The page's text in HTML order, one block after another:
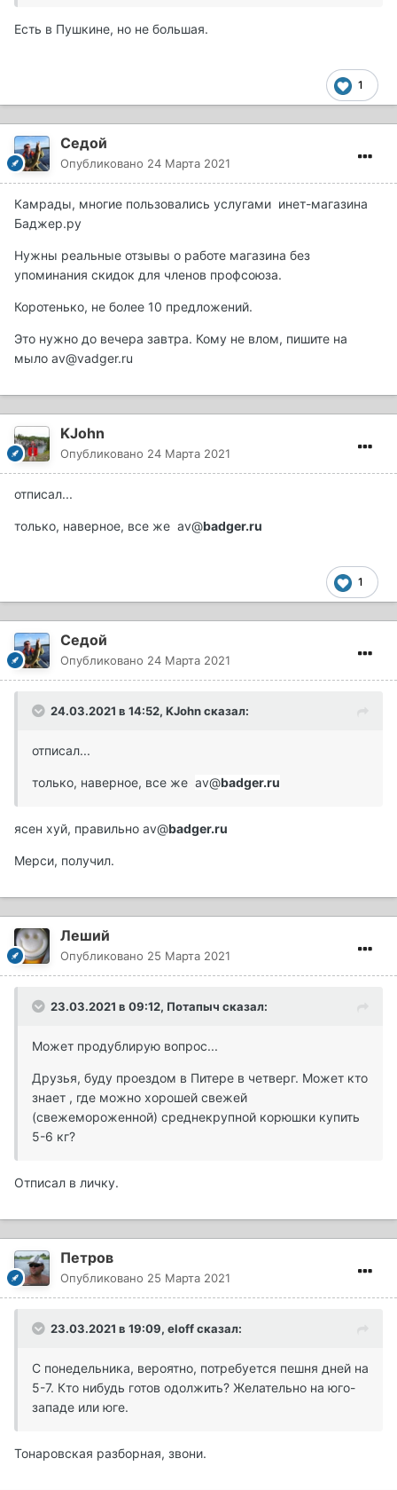
Есть в Пушкине, но не большая.
1
Седой
Опубликовано 24 Марта 2021
Камрады, многие пользовались услугами инет-магазина
Баджер.ру
Нужны реальные отзывы о работе магазина без
упоминания скидок для членов профсоюза.
Коротенько, не более 10 предложений.
Это нужно до вечера завтра. Кому не влом, пишите на
мыло av@vadger.ru
KJohn
Опубликовано 24 Марта 2021
отписал...
только, наверное, все же av@badger.ru
1
Седой
Опубликовано 24 Марта 2021
24.03.2021 в 14:52, KJohnсказал:
отписал...
только, наверное, все же av@badger.ru
ясен хуй, правильно av@badger.ru
Мерси, получил.
Леший
Опубликовано 25 Марта 2021
23.03.2021 в 09:12, Потапыч сказал:
Может продублирую вопрос...
Друзья, буду проездом в Питере в четверг. Может кто
знает , где можно хорошей свежей
(свежемороженной) среднекрупной корюшки купить
5-6 кг?
Отписал в личку.
Петров
Опубликовано 25 Марта 2021
23.03.2021 в 19:09, eloffсказал:
С понедельника, вероятно, потребуется пешня дней на
5-7. Кто нибудь готов одолжить? Желательно на юго-
западе или юге.
Тонаровская разборная, звони.